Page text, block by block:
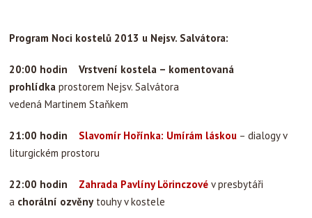
Program Noci kostelů 2013 u Nejsv. Salvátora:
20:00 hodin
Vrstvení kostela – komentovaná
prohlídka prostorem Nejsv. Salvátora
vedená Martinem Staňkem
21:00 hodin Slavomír Hořínka: Umírám láskou – dialogy v
liturgickém prostoru
22:00 hodin Zahrada Pavlíny Lörinczové v presbytáři
a chorální ozvěnytouhy v kostele